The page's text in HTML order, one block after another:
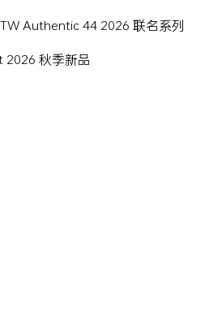
Authentic 44 2026 联名系列
2026 秋季新品